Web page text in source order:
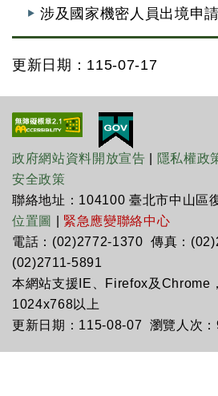
涉及國家機密人員出境申
更新日期：115-07-17
政府網站資料開放宣告 隱私權政
安全政策
聯絡地址：104100 臺北市中山區
位置圖
緊急應變聯絡中心
電話：(02)2772-1370 傳真：
(02)2711-5891
本網站支援IE、Firefox及Chrome
1024x768以上
更新日期：115-08-07 瀏覽人次